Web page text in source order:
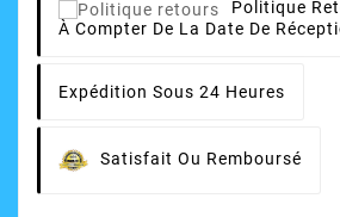
Politique
À Compter De La Date De
Expédition Sous 24 Heures
Satisfait Ou Remboursé